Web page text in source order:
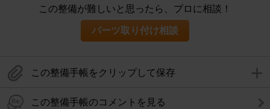
この整備が難しいと思ったら、プロに相談！
パーツ取り付け相談
この整備手帳をクリップして保存
この整備手帳のコメントを見る